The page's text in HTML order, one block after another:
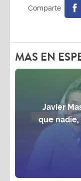
MAS EN
Javier
que